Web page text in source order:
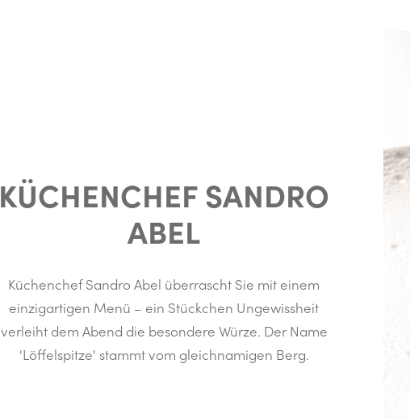
KÜCHENCHEF SANDRO
ABEL
Küchenchef Sandro Abel überrascht Sie mit einem
einzigartigen Menü – ein Stückchen Ungewissheit
verleiht dem Abend die besondere Würze. Der Name
'Löffelspitze' stammt vom gleichnamigen Berg.